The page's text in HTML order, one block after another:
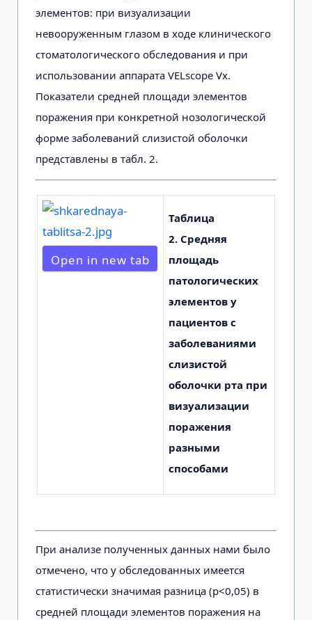
элементов: при визуализации
невооруженным глазом в ходе клинического
стоматологического обследования и при
использовании аппарата VELscope Vx.
Показатели средней площади элементов
поражения при конкретной нозологической
форме заболеваний слизистой оболочки
представлены в табл. 2.
Open in new tab
Таблица
2. Средняя
площадь
патологических
элементов у
пациентов с
заболеваниями
слизистой
оболочки рта при
визуализации
поражения
разными
способами
При анализе полученных данных нами было
отмечено, что у обследованных имеется
статистически значимая разница (р<0,05) в
средней площади элементов поражения на